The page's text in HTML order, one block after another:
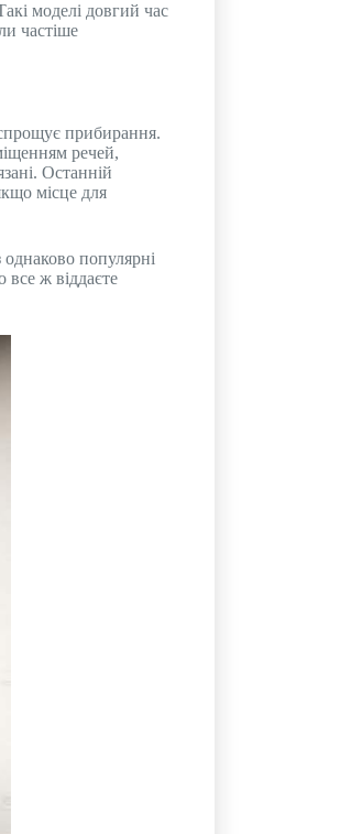
моделі довгий час
частіше
прибирання.
речей,
Останній
місце для
популярні
ж віддаєте